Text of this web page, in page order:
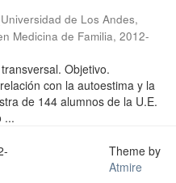
Universidad de Los Andes,
Medicina de Familia, 2012-
Objetivo.
con la autoestima y la
de 144 alumnos de la U.E.
...
Theme by
Atmire